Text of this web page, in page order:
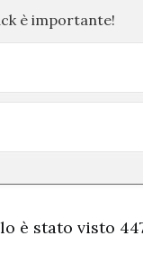
è importante!
è stato visto